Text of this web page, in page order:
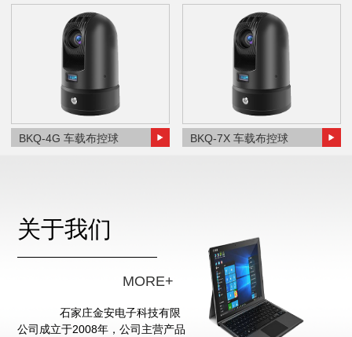
BKQ-4G 车载布控球 BKQ-7X 车载布控球
关于我们
MORE+
石家庄金安电子科技有限
公司成立于2008年，公司主营产品